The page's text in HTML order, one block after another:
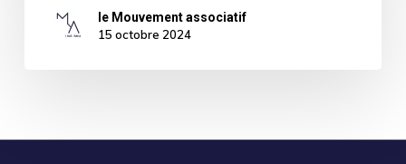
le Mouvement associatif
15 octobre 2024